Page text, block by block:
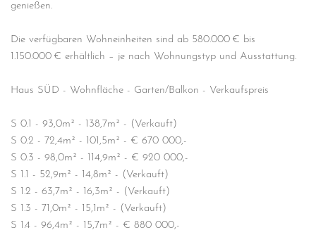
genießen.
Die verfügbaren Wohneinheiten sind ab 580.000 € bis
1.150.000 € erhältlich – je nach Wohnungstyp und Ausstattung.
Haus SÜD - Wohnfläche - Garten/Balkon - Verkaufspreis
S 0.1 - 93,0m² - 138,7m² - (Verkauft)
S 0.2 - 72,4m² - 101,5m² - € 670 000,-
S 0.3 - 98,0m² - 114,9m² - € 920 000,-
S 1.1 - 52,9m² - 14,8m² - (Verkauft)
S 1.2 - 63,7m² - 16,3m² - (Verkauft)
S 1.3 - 71,0m² - 15,1m² - (Verkauft)
S 1.4 - 96,4m² - 15,7m² - € 880 000,-